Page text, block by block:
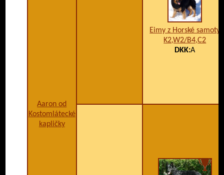
Aaron od
Kostomlátecké
kapličky
Eimy z Horské samoty
K2,W2/B4,C2
DKK:A